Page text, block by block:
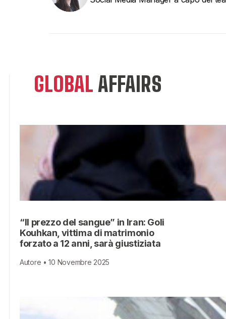
GLOBAL AFFAIRS
“Il prezzo del sangue” in Iran: Goli
Kouhkan, vittima di matrimonio
forzato a 12 anni, sarà giustiziata
Autore • 10 Novembre 2025